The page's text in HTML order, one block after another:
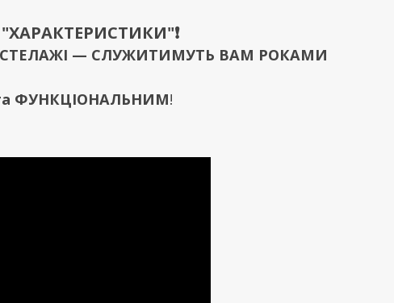
СТЕЛАЖІ — СЛУЖИТИМУТЬ ВАМ РОКАМИ
ФУНКЦІОНАЛЬНИМ!